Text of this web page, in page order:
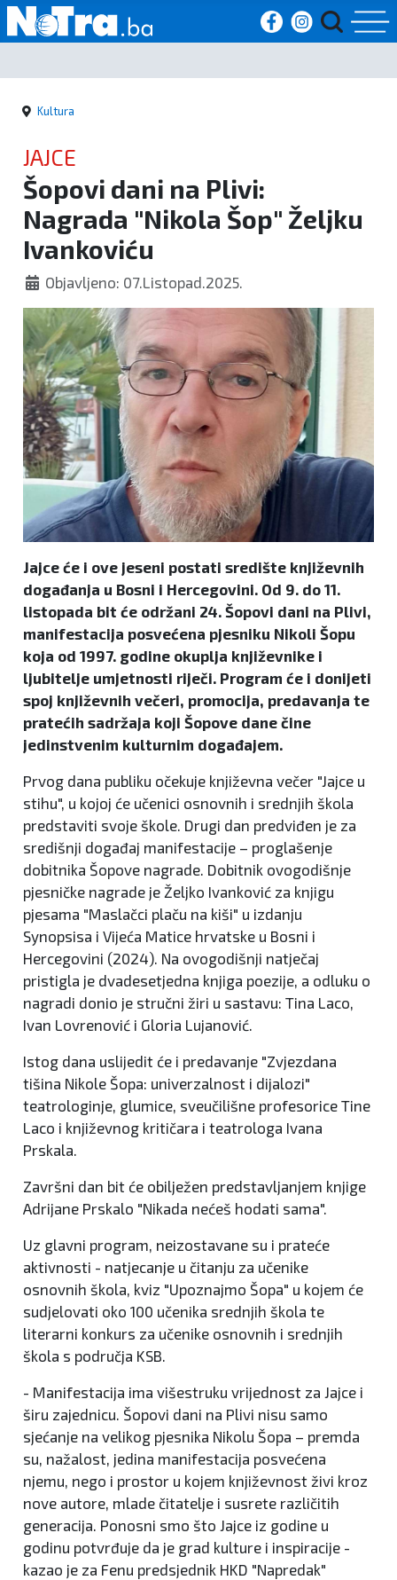
Početna
Vijesti
Sport
Kultura
Crna
kronika
Politika
Zanimljivosti
Kultura
JAJCE
Šopovi dani na Plivi:
Nagrada "Nikola Šop" Željku
Ivankoviću
Objavljeno: 07.Listopad.2025.
Jajce će i ove jeseni postati središte književnih
događanja u Bosni i Hercegovini. Od 9. do 11.
listopada bit će održani 24. Šopovi dani na Plivi,
manifestacija posvećena pjesniku Nikoli Šopu
koja od 1997. godine okuplja književnike i
ljubitelje umjetnosti riječi. Program će i donijeti
spoj književnih večeri, promocija, predavanja te
pratećih sadržaja koji Šopove dane čine
jedinstvenim kulturnim događajem.
Prvog dana publiku očekuje književna večer "Jajce u
stihu", u kojoj će učenici osnovnih i srednjih škola
predstaviti svoje škole. Drugi dan predviđen je za
središnji događaj manifestacije – proglašenje
dobitnika Šopove nagrade. Dobitnik ovogodišnje
pjesničke nagrade je Željko Ivanković za knjigu
pjesama "Maslačci plaču na kiši" u izdanju
Synopsisa i Vijeća Matice hrvatske u Bosni i
Hercegovini (2024). Na ovogodišnji natječaj
pristigla je dvadesetjedna knjiga poezije, a odluku o
nagradi donio je stručni žiri u sastavu: Tina Laco,
Ivan Lovrenović i Gloria Lujanović.
Istog dana uslijedit će i predavanje "Zvjezdana
tišina Nikole Šopa: univerzalnost i dijalozi"
teatrologinje, glumice, sveučilišne profesorice Tine
Laco i književnog kritičara i teatrologa Ivana
Prskala.
Završni dan bit će obilježen predstavljanjem knjige
Adrijane Prskalo "Nikada nećeš hodati sama".
Uz glavni program, neizostavane su i prateće
aktivnosti - natjecanje u čitanju za učenike
osnovnih škola, kviz "Upoznajmo Šopa" u kojem će
sudjelovati oko 100 učenika srednjih škola te
literarni konkurs za učenike osnovnih i srednjih
škola s područja KSB.
- Manifestacija ima višestruku vrijednost za Jajce i
širu zajednicu. Šopovi dani na Plivi nisu samo
sjećanje na velikog pjesnika Nikolu Šopa – premda
su, nažalost, jedina manifestacija posvećena
njemu, nego i prostor u kojem književnost živi kroz
nove autore, mlade čitatelje i susrete različitih
generacija. Ponosni smo što Jajce iz godine u
godinu potvrđuje da je grad kulture i inspiracije -
kazao je za Fenu predsjednik HKD "Napredak"